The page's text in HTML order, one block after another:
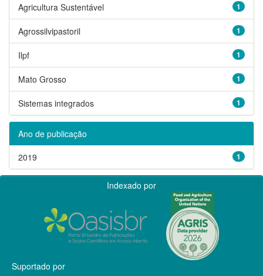
1
Agricultura Sustentável
1
Agrossilvipastoril
1
Ilpf
1
Mato Grosso
1
Sistemas integrados
Ano de publicação
1
2019
Indexado por
Suportado por